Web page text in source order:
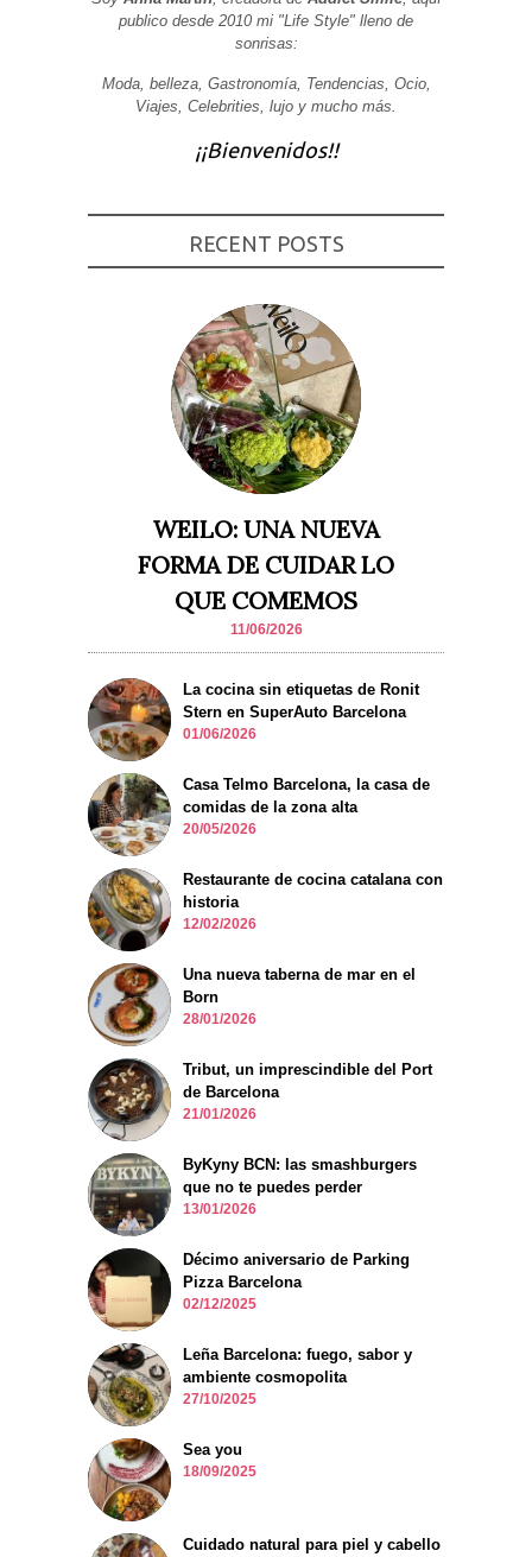
publico desde 2010 mi "Life Style" lleno de
sonrisas:
Moda, belleza, Gastronomía, Tendencias, Ocio,
Viajes, Celebrities, lujo y mucho más.
¡¡Bienvenidos!!
RECENT POSTS
WEILO: UNA NUEVA
FORMA DE CUIDAR LO
QUE COMEMOS
11/06/2026
La cocina sin etiquetas de Ronit
Stern en SuperAuto Barcelona
01/06/2026
Casa Telmo Barcelona, la casa de
comidas de la zona alta
20/05/2026
Restaurante de cocina catalana con
historia
12/02/2026
Una nueva taberna de mar en el
Born
28/01/2026
Tribut, un imprescindible del Port
de Barcelona
21/01/2026
ByKyny BCN: las smashburgers
que no te puedes perder
13/01/2026
Décimo aniversario de Parking
Pizza Barcelona
02/12/2025
Leña Barcelona: fuego, sabor y
ambiente cosmopolita
27/10/2025
Sea you
18/09/2025
Cuidado natural para piel y cabello
nuestra web
algunas
de la web.